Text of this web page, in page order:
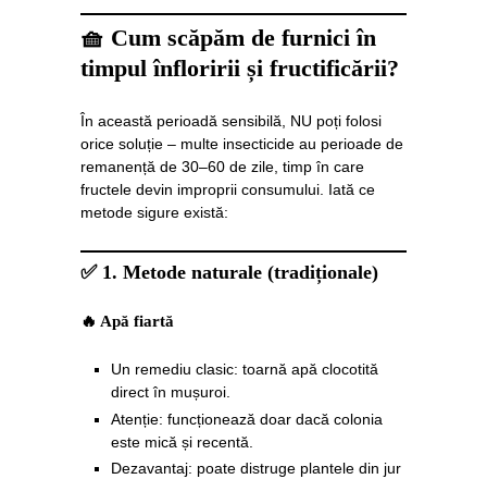
🧺 Cum scăpăm de furnici în
timpul înfloririi și fructificării?
În această perioadă sensibilă, NU poți folosi
orice soluție – multe insecticide au perioade de
remanență de 30–60 de zile, timp în care
fructele devin improprii consumului. Iată ce
metode sigure există:
✅ 1. Metode naturale (tradiționale)
🔥 Apă fiartă
Un remediu clasic: toarnă apă clocotită
direct în mușuroi.
Atenție: funcționează doar dacă colonia
este mică și recentă.
Dezavantaj: poate distruge plantele din jur